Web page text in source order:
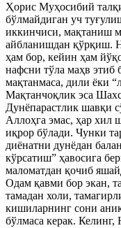
Ҳорис Муҳосибий
бўлмайдиган уч
иккинчиси, мақтаниш
айбланишдан қўрқиш.
ҳам бор, кейин ҳам
нафсни тўла маҳв
мақтанмаса, дили ёки
Мақтанчоқлик эса
Дунёпарастлик шавқи
Аллоҳга эмас, ҳар хил
иқрор бўлади. Чунки
диёнатни дунёдан
кўрсатиш” ҳавосига
маломатдан қочиб
Одам қавми бор экан,
тамадан холи,
кишиларнинг сони
бўлмаса керак.